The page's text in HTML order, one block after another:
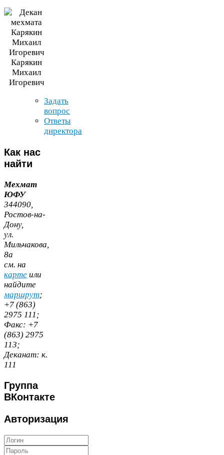
Карякин
Михаил
Игоревич
Задать
вопрос
Ответы
директора
Как нас
найти
Мехмат
ЮФУ
344090,
Ростов-​на-​
Дону,
ул.
Мильчакова,
8а
cм. на
карте или
найдите
маршрут;
+7 (863)
2975 111;
Факс: +7
(863) 2975
113;
Деканат: к.
111
Группа
ВКонтакте
Авторизация